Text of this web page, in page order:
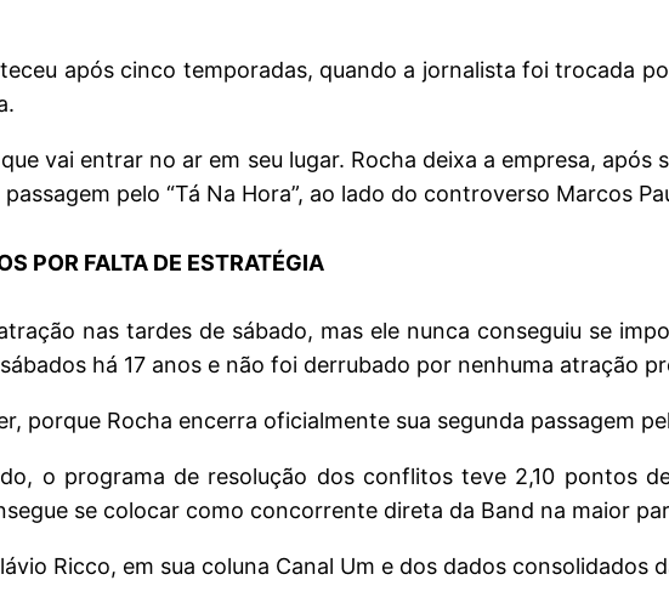
após cinco temporadas, quando a jornalista foi trocada
vai entrar no ar em seu lugar. Rocha deixa a empresa, após
pelo “Tá Na Hora”, ao lado do controverso Marcos
POR FALTA DE ESTRATÉGIA
nas tardes de sábado, mas ele nunca conseguiu se
há 17 anos e não foi derrubado por nenhuma atração
porque Rocha encerra oficialmente sua segunda passagem
o programa de resolução dos conflitos teve 2,10 pontos
se colocar como concorrente direta da Band na maior
Ricco, em sua coluna Canal Um e dos dados consolidados